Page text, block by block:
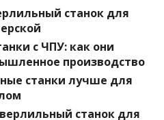
станок для
с ЧПУ: как они
производство
станки лучше для
станок для